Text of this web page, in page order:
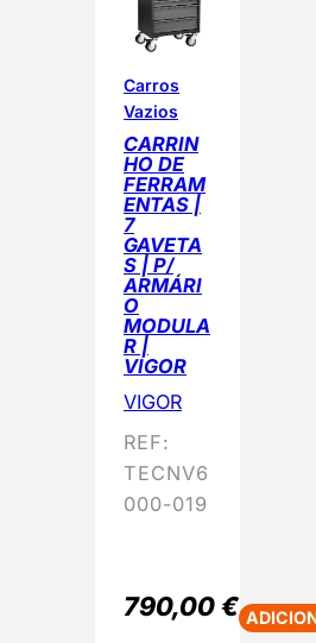
Carros
Vazios
CARRIN
HO DE
FERRAM
ENTAS |
7
GAVETA
S | P/
ARMÁRI
O
MODULA
R |
VIGOR
VIGOR
REF:
TECNV6
000-019
790,00€